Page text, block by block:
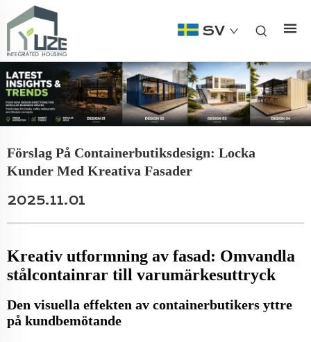
SV
Förslag På Containerbutiksdesign: Locka
Kunder Med Kreativa Fasader
2025.11.01
Kreativ utformning av fasad: Omvandla
stålcontainrar till varumärkesuttryck
Den visuella effekten av containerbutikers yttre
på kundbemötande